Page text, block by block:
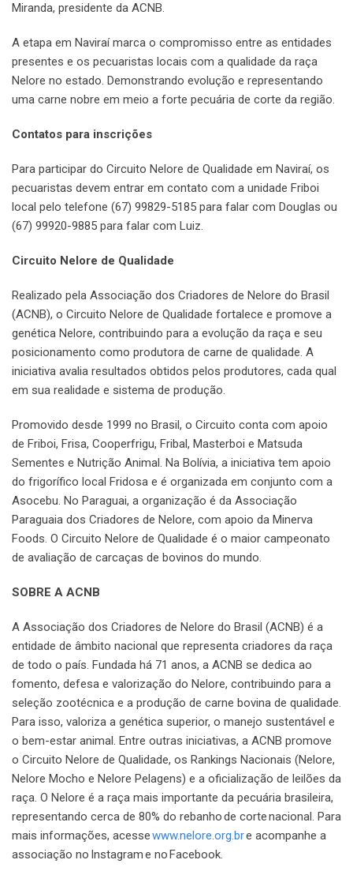
Miranda, presidente da ACNB.
A etapa em Naviraí marca o compromisso entre as entidades
presentes e os pecuaristas locais com a qualidade da raça
Nelore no estado. Demonstrando evolução e representando
uma carne nobre em meio a forte pecuária de corte da região.
Contatos para inscrições
Para participar do Circuito Nelore de Qualidade em Naviraí, os
pecuaristas devem entrar em contato com a unidade Friboi
local pelo telefone (67) 99829-5185 para falar com Douglas ou
(67) 99920-9885 para falar com Luiz.
Circuito Nelore de Qualidade
Realizado pela Associação dos Criadores de Nelore do Brasil
(ACNB), o Circuito Nelore de Qualidade fortalece e promove a
genética Nelore, contribuindo para a evolução da raça e seu
posicionamento como produtora de carne de qualidade. A
iniciativa avalia resultados obtidos pelos produtores, cada qual
em sua realidade e sistema de produção.
Promovido desde 1999 no Brasil, o Circuito conta com apoio
de Friboi, Frisa, Cooperfrigu, Fribal, Masterboi e Matsuda
Sementes e Nutrição Animal. Na Bolívia, a iniciativa tem apoio
do frigorífico local Fridosa e é organizada em conjunto com a
Asocebu. No Paraguai, a organização é da Associação
Paraguaia dos Criadores de Nelore, com apoio da Minerva
Foods. O Circuito Nelore de Qualidade é o maior campeonato
de avaliação de carcaças de bovinos do mundo.
SOBRE A ACNB
A Associação dos Criadores de Nelore do Brasil (ACNB) é a
entidade de âmbito nacional que representa criadores da raça
de todo o país. Fundada há 71 anos, a ACNB se dedica ao
fomento, defesa e valorização do Nelore, contribuindo para a
seleção zootécnica e a produção de carne bovina de qualidade.
Para isso, valoriza a genética superior, o manejo sustentável e
o bem-estar animal. Entre outras iniciativas, a ACNB promove
o Circuito Nelore de Qualidade, os Rankings Nacionais (Nelore,
Nelore Mocho e Nelore Pelagens) e a oficialização de leilões da
raça. O Nelore é a raça mais importante da pecuária brasileira,
representando cerca de 80% do rebanho de corte nacional. Para
mais informações, acessewww.nelore.org.bre acompanhe a
associação no Instagram e no Facebook.